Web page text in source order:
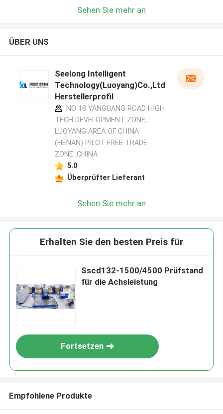
Sehen Sie mehr an
ÜBER UNS
Seelong Intelligent
Technology(Luoyang)Co.,Ltd
Herstellerprofil
NO 18 YANGUANG ROAD HIGH
TECH DEVELOPMENT ZONE,
LUOYANG AREA OF CHINA
(HENAN) PILOT FREE TRADE
ZONE ,CHINA
5.0
Überprüfter Lieferant
Sehen Sie mehr an
Erhalten Sie den besten Preis für
Sscd132-1500/4500 Prüfstand
für die Achsleistung
Fortsetzen
Empfohlene Produkte